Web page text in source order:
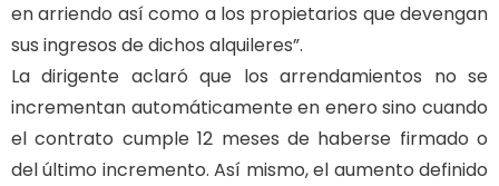
en arriendo así como a los propietarios que devengan
sus ingresos de dichos alquileres”.
La dirigente aclaró que los arrendamientos no se
incrementan automáticamente en enero sino cuando
el contrato cumple 12 meses de haberse firmado o
del último incremento. Así mismo, el aumento definido